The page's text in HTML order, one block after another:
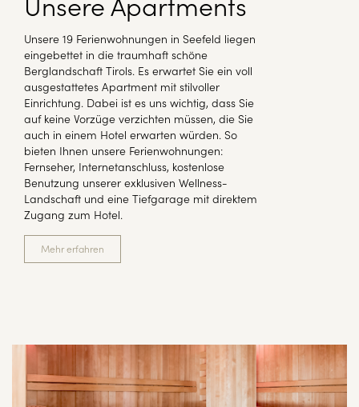
Unsere 19 Ferienwohnungen in Seefeld liegen
eingebettet in die traumhaft schöne
Berglandschaft Tirols. Es erwartet Sie ein voll
ausgestattetes Apartment mit stilvoller
Einrichtung. Dabei ist es uns wichtig, dass Sie
auf keine Vorzüge verzichten müssen, die Sie
auch in einem Hotel erwarten würden. So
bieten Ihnen unsere Ferienwohnungen:
Fernseher, Internetanschluss, kostenlose
Benutzung unserer exklusiven Wellness-
Landschaft und eine Tiefgarage mit direktem
Zugang zum Hotel.
Mehr erfahren